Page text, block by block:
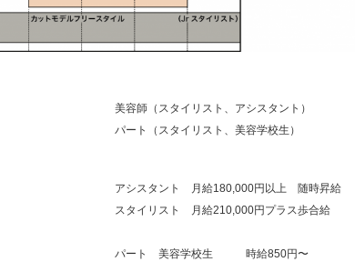
美容師（スタイリスト、アシスタント）
パート（スタイリスト、美容学校生）
アシスタント 月給180,000円以上 随時昇給
スタイリスト 月給210,000円プラス歩合給
パート 美容学校生 時給850円〜